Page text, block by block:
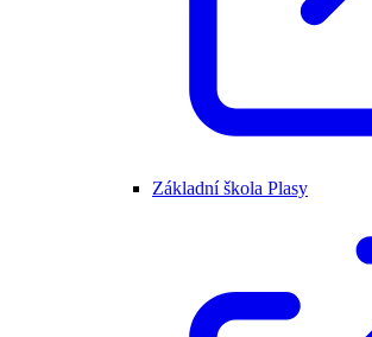
Základní škola Plasy